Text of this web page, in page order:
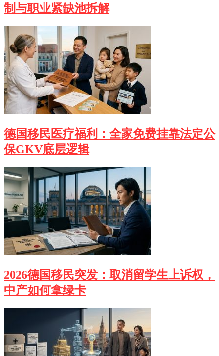
制与职业紧缺池拆解
德国移民医疗福利：全家免费挂靠法定公
保GKV底层逻辑
2026德国移民突发：取消留学生上诉权，
中产如何拿绿卡